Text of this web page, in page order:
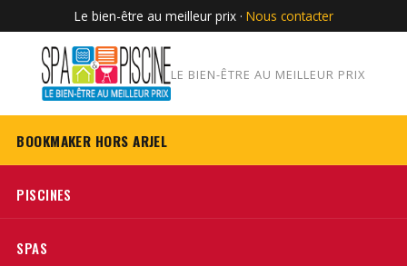
Le bien-être au meilleur prix · Nous contacter
LE BIEN-ÊTRE AU MEILLEUR PRIX
BOOKMAKER HORS ARJEL
PISCINES
SPAS